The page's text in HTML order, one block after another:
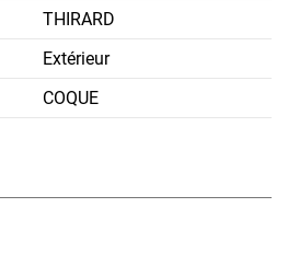
THIRARD
Extérieur
COQUE